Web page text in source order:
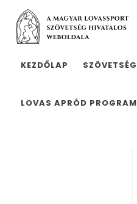
KEZDŐLAP SZÖVETSÉG
LOVAS APRÓD PROGRAM